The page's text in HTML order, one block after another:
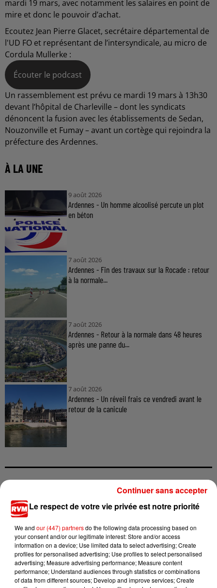
mardi 19 mars, avec notamment les salaires en point de
mire et donc le pouvoir d’achat.
Ecoutez Jean Pierre Glacet, secrétaire départemental de
l'UD FO et représentant de l’intersyndicale, au micro de
Cordula Mullerke :
Écouter le podcast
Un rassemblement est prévu ce mardi 19 mars à 13h30
devant l’hôpital de Charleville – dont les syndicats
dénoncent la fusion avec les établissements de Sedan,
Nouzonville et Fumay – avant un cortège qui rejoindra la
préfecture des Ardennes.
À LA UNE
9 août 2026
Ardennes - Un homme alcoolisé percute un plot
en béton
7 août 2026
Ardennes - Fin des travaux sur la Rocade : retour
à la normale...
7 août 2026
Ardennes - Retour à la normale dans 48 heures
après une panne du...
7 août 2026
Ardennes - Un réveil frais ce vendredi avant le
retour de la canicule
6h55
6h55 6h52
6h52 6h47
6h47
Le respect de votre vie privée est notre priorité
We and our (447) partnersdo the following data processing based on
your consent and/or our legitimate interest: Store and/or access
information on a device; Use limited data to select advertising; Create
profiles for personalised advertising; Use profiles to select personalised
advertising; Measure advertising performance; Measure content
performance; Understand audiences through statistics or combinations
of data from different sources; Develop and improve services; Create
Continuer sans accepter